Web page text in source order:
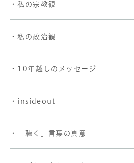
・私の宗教観
・私の政治観
・10年越しのメッセージ
・insideout
・「聴く」言葉の真意